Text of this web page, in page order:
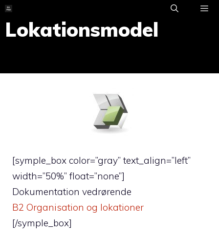
Skip
to
content
Lokationsmodel
[symple_box color=”gray” text_align=”left”
width=”50%” float=”none”]
Dokumentation vedrørende
B2 Organisation og lokationer
[/symple_box]